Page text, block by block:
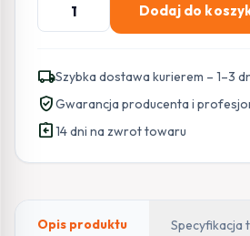
PATCHCORD
GETFORT
CAT.5E
UTP
0,5m
Dodaj do
local_shippingSzybka dostawa kurierem – 1–3
verified_userGwarancja producenta i
assignment_return14 dni na zwrot towaru
Opis produktu Specyfikacja